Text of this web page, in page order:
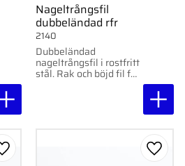
Nageltrångsfil
dubbeländad rfr
Dubbeländad
nageltrångsfil i rostfritt
stål. Rak och böjd fil för
2140
Lägg till i favoriter Lägg